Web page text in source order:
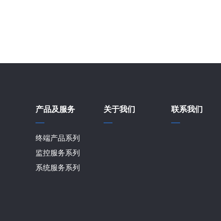
产品及服务
终端产品系列
监控服务系列
系统服务系列
关于我们 联系我们